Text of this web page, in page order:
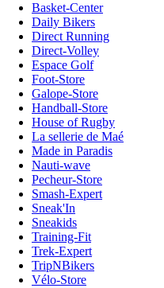
Basket-Center
Daily Bikers
Direct Running
Direct-Volley
Espace Golf
Foot-Store
Galope-Store
Handball-Store
House of Rugby
La sellerie de Maé
Made in Paradis
Nauti-wave
Pecheur-Store
Smash-Expert
Sneak'In
Sneakids
Training-Fit
Trek-Expert
TripNBikers
Vélo-Store